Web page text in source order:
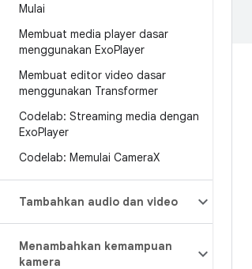
Mulai
Membuat media player dasar
menggunakan ExoPlayer
Membuat editor video dasar
menggunakan Transformer
Codelab: Streaming media dengan
ExoPlayer
Codelab: Memulai CameraX
Tambahkan audio dan video
Menambahkan kemampuan
kamera